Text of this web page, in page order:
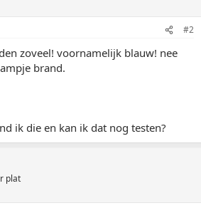
#2
zoveel! voornamelijk blauw! nee
brand.
ik die en kan ik dat nog testen?
plat